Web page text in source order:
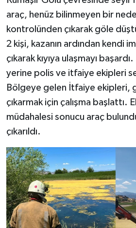
araç, henüz bilinmeyen bir
kontrolünden çıkarak göle
2 kişi, kazanın ardından kendi
çıkarak kıyıya ulaşmayı
yerine polis ve itfaiye ekipleri
Bölgeye gelen İtfaiye ekipleri,
çıkarmak için çalışma başlattı.
müdahalesi sonucu araç
çıkarıldı.